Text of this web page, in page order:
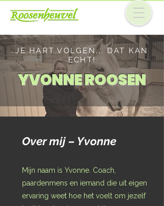
JE HART VOLGEN... DAT KAN
ECHT!
YVONNE ROOSEN
Over mij – Yvonne
Mijn naam is Yvonne. Coach,
paardenmens en iemand die uit eigen
ervaring weet hoe het voelt om jezelf